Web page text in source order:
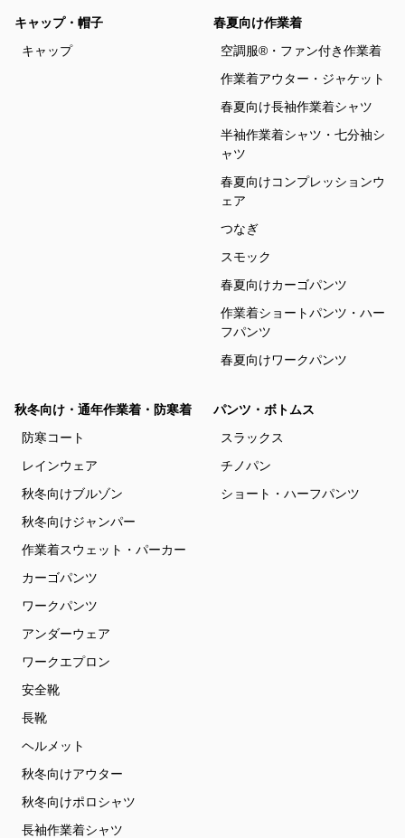
キャップ・帽子
キャップ
春夏向け作業着
空調服®・ファン付き作業着
作業着アウター・ジャケット
春夏向け長袖作業着シャツ
半袖作業着シャツ・七分袖シ
ャツ
春夏向けコンプレッションウ
ェア
つなぎ
スモック
春夏向けカーゴパンツ
作業着ショートパンツ・ハー
フパンツ
春夏向けワークパンツ
秋冬向け・通年作業着・防寒着
防寒コート
レインウェア
秋冬向けブルゾン
秋冬向けジャンパー
作業着スウェット・パーカー
カーゴパンツ
ワークパンツ
アンダーウェア
ワークエプロン
安全靴
長靴
ヘルメット
秋冬向けアウター
秋冬向けポロシャツ
長袖作業着シャツ
パンツ・ボトムス
スラックス
チノパン
ショート・ハーフパンツ